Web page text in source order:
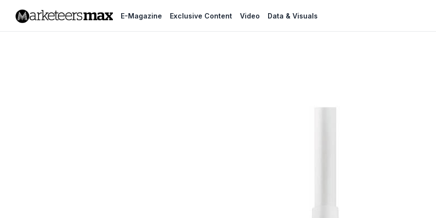
E-Magazine Exclusive Content Video Data & Visuals